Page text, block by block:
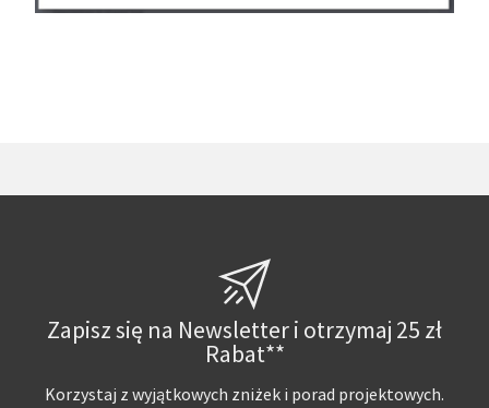
Zapisz się na Newsletter i otrzymaj 25 zł
Rabat**
Korzystaj z wyjątkowych zniżek i porad projektowych.